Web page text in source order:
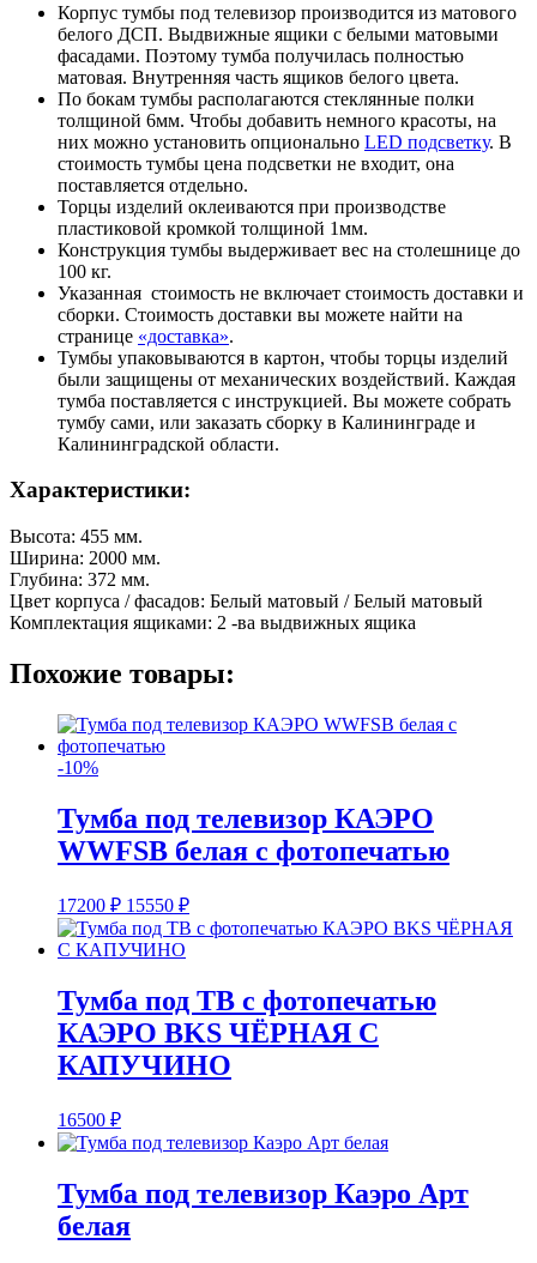
Корпус тумбы под телевизор производится из матового
белого ДСП. Выдвижные ящики с белыми матовыми
фасадами. Поэтому тумба получилась полностью
матовая. Внутренняя часть ящиков белого цвета.
По бокам тумбы располагаются стеклянные полки
толщиной 6мм. Чтобы добавить немного красоты, на
них можно установить опционально LED подсветку. В
стоимость тумбы цена подсветки не входит, она
поставляется отдельно.
Торцы изделий оклеиваются при производстве
пластиковой кромкой толщиной 1мм.
Конструкция тумбы выдерживает вес на столешнице до
100 кг.
Указанная стоимость не включает стоимость доставки и
сборки. Стоимость доставки вы можете найти на
странице «доставка».
Тумбы упаковываются в картон, чтобы торцы изделий
были защищены от механических воздействий. Каждая
тумба поставляется с инструкцией. Вы можете собрать
тумбу сами, или заказать сборку в Калининграде и
Калининградской области.
Характеристики:
Высота: 455 мм.
Ширина: 2000 мм.
Глубина: 372 мм.
Цвет корпуса / фасадов: Белый матовый / Белый матовый
Комплектация ящиками: 2 -ва выдвижных ящика
Похожие товары:
-10%
Тумба под телевизор КАЭРО
WWFSB белая с фотопечатью
17200 ₽ 15550 ₽
Тумба под ТВ с фотопечатью
КАЭРО BKS ЧЁРНАЯ С
КАПУЧИНО
16500 ₽
Тумба под телевизор Каэро Арт
белая